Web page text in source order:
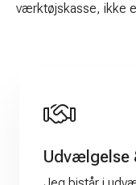
værktøjskasse, ikke
Udvælgelse